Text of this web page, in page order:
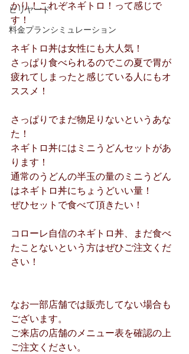
ビリヤード
料金プランシミュレーション
かり！これぞネギトロ！って感じで
す！
ネギトロ丼は女性にも大人気！
さっぱり食べられるのでこの夏で胃が
疲れてしまったと感じている人にもオ
ススメ！
さっぱりでまだ物足りないというあな
た！
ネギトロ丼にはミニうどんセットがあ
ります！
通常のうどんの半玉の量のミニうどん
はネギトロ丼にちょうどいい量！
ぜひセットで食べて頂きたい！
コローレ自信のネギトロ丼、まだ食べ
たことないという方はぜひご注文くだ
さい！
なお一部店舗では販売してない場合も
ございます。
ご来店の店舗のメニュー表を確認の上
ご注文ください。